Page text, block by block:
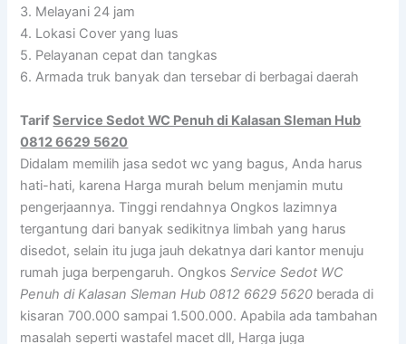
3. Melayani 24 jam
4. Lokasi Cover yang luas
5. Pelayanan cepat dan tangkas
6. Armada truk banyak dan tersebar di berbagai daerah
TarifService Sedot WC Penuh di Kalasan Sleman Hub
0812 6629 5620
Didalam memilih jasa sedot wc yang bagus, Anda harus
hati-hati, karena Harga murah belum menjamin mutu
pengerjaannya. Tinggi rendahnya Ongkos lazimnya
tergantung dari banyak sedikitnya limbah yang harus
disedot, selain itu juga jauh dekatnya dari kantor menuju
rumah juga berpengaruh. OngkosService Sedot WC
Penuh di Kalasan Sleman Hub 0812 6629 5620 berada di
kisaran 700.000 sampai 1.500.000. Apabila ada tambahan
masalah seperti wastafel macet dll, Harga juga